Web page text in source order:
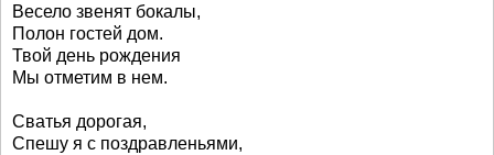
Весело звенят бокалы,
Полон гостей дом.
Твой день рождения
Мы отметим в нем.
Сватья дорогая,
Спешу я с поздравленьями,